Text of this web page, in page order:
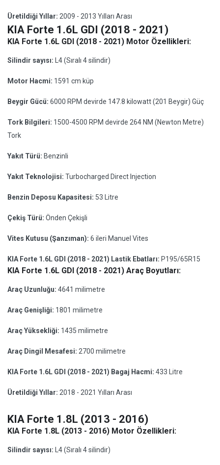
Üretildiği Yıllar: 2009 - 2013 Yılları Arası
KIA Forte 1.6L GDI (2018 - 2021)
KIA Forte 1.6L GDI (2018 - 2021) Motor Özellikleri:
Silindir sayısı: L4 (Sıralı 4 silindir)
Motor Hacmi: 1591 cm küp
Beygir Gücü: 6000 RPM devirde 147.8 kilowatt (201 Beygir) Güç
Tork Bilgileri: 1500-4500 RPM devirde 264 NM (Newton Metre)
Tork
Yakıt Türü: Benzinli
Yakıt Teknolojisi: Turbocharged Direct Injection
Benzin Deposu Kapasitesi: 53 Litre
Çekiş Türü: Önden Çekişli
Vites Kutusu (Şanzıman): 6 ileri Manuel Vites
KIA Forte 1.6L GDI (2018 - 2021) Lastik Ebatları: P195/65R15
KIA Forte 1.6L GDI (2018 - 2021) Araç Boyutları:
Araç Uzunluğu: 4641 milimetre
Araç Genişliği: 1801 milimetre
Araç Yüksekliği: 1435 milimetre
Araç Dingil Mesafesi: 2700 milimetre
KIA Forte 1.6L GDI (2018 - 2021) Bagaj Hacmi: 433 Litre
Üretildiği Yıllar: 2018 - 2021 Yılları Arası
KIA Forte 1.8L (2013 - 2016)
KIA Forte 1.8L (2013 - 2016) Motor Özellikleri:
Silindir sayısı: L4 (Sıralı 4 silindir)